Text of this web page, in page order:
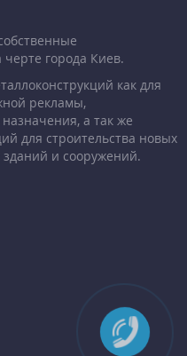
города Киев.
как для
рекламы,
а так же
для строительства новых
и сооружений.